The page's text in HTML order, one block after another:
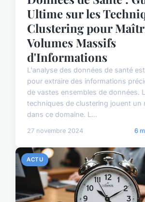
Ultime sur les
Clustering pour
Volumes Massifs
d'Informations
L'analyse des données de santé
pour extraire des informations
de vastes ensembles de données.
techniques de clustering jouent un
dans ce domaine. L...
27 novembre 2024 6
ACTU